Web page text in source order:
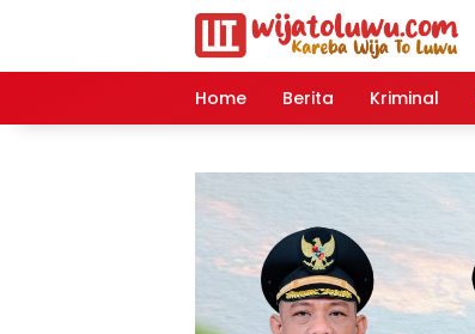
Home
Berita Kriminal